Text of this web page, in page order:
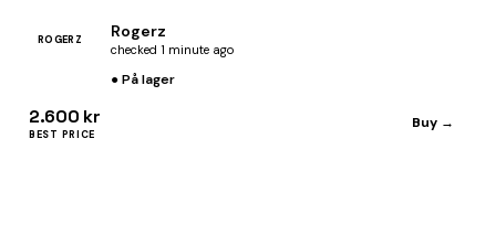
ROGERZ Rogerz
checked 1 minute ago
● På lager
2.600 kr
BEST PRICE
Buy →